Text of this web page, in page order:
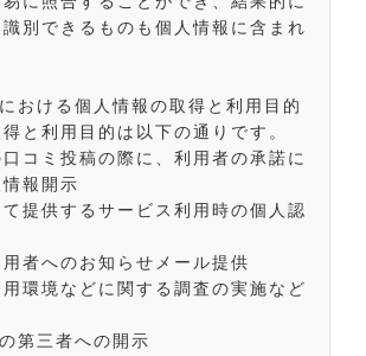
別できるものも個人情報に含まれ
おける個人情報の取得と利用目的
と利用目的は以下の通りです。
コミ投稿の際に、利用者の承諾に
報開示
提供するサービス利用時の個人認
者へのお知らせメール提供
環境などに関する調査の実施など
第三者への開示